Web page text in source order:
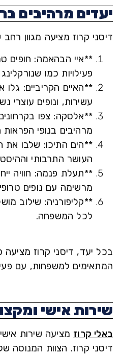
מרהיבים
קרוז מציעה מגוון רחב של
איי הבהאמה:חופים
פעילויות כמו שנורקלינג
האיים הקריביים:גלו איים
עשירות, ונופים עוצרי נשימה.
אלסקה:צפו בקרחונים
מרהיבים בנופי הפראות
הים התיכו : שלבו את הקסם
העושר התרבותי וההיסטורי
תעלת פנמה:חוויה
מרשימה עם נופים טרופיים.
קליפורניה:שילוב מושלם
לכל המשפחה.
יעד, דיסני קרוז מציעה טיולי
למשפחות, עם פעילויות
אישי ומקצועי
קרוזמציעה שירות אישי
קרוז. הצוות המנוסה שלנו